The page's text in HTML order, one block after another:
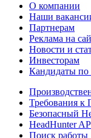
О компании
Наши
Партнерам
Реклама на
Новости и
Инвесторам
Кандидаты по
Требования к
Безопасный
HeadHunter
Поиск работы